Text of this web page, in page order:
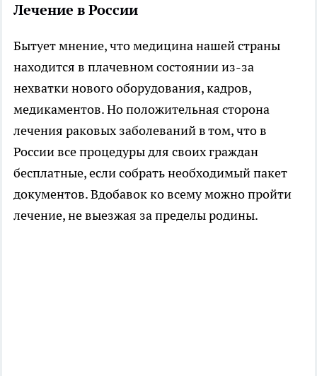
Лечение в России
Бытует мнение, что медицина нашей страны
находится в плачевном состоянии из-за
нехватки нового оборудования, кадров,
медикаментов. Но положительная сторона
лечения раковых заболеваний в том, что в
России все процедуры для своих граждан
бесплатные, если собрать необходимый пакет
документов. Вдобавок ко всему можно пройти
лечение, не выезжая за пределы родины.